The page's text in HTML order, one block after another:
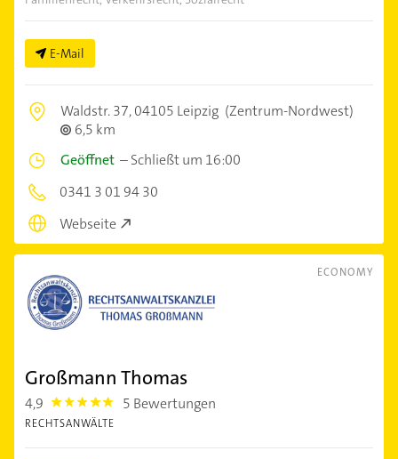
E-Mail
Waldstr. 37,04105 Leipzig (Zentrum-Nordwest)
6,5 km
Geöffnet –Schließt um 16:00
0341 3 01 94 30
Webseite
ECONOMY
Großmann Thomas
4,9 4.9 5 Bewertungen
RECHTSANWÄLTE